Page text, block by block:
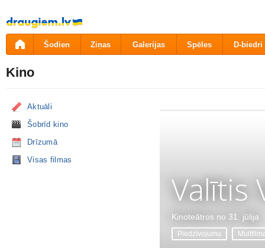
Pāriet
uz
saturu
Šodien Ziņas Galerijas Spēles D-biedri
Kino
Aktuāli
Šobrīd kino
Drīzumā
Visas filmas
Valītis
Kinoteātros no 31. jūlija
Piedzīvojumu